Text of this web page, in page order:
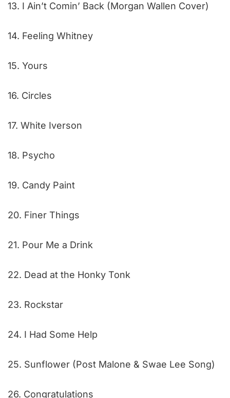
13. I Ain’t Comin’ Back (Morgan Wallen Cover)
14. Feeling Whitney
15. Yours
16. Circles
17. White Iverson
18. Psycho
19. Candy Paint
20. Finer Things
21. Pour Me a Drink
22. Dead at the Honky Tonk
23. Rockstar
24. I Had Some Help
25. Sunflower (Post Malone & Swae Lee Song)
26. Congratulations